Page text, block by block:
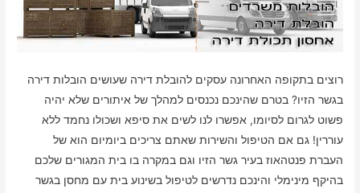
רוצים בתקופה האחרונה עסקים להובלת דירה שעושים הובלות דירה
בגשר הזיו? בטרם שהינכם נכנסים למהלך של איתורים שלא יהיה
פשוט לגרום לסיומו, אפשרו לנו לשים את סיפא ושכולו נחמד ללא
עוררין! גם אם הטיפול והשירות שאתם צריכים ביומיום הוא של
העברת פנטהאוז בעיר גשר הזיו וגם במקרה בו בית המגורים שלכם
בהיקף מינימלי והינכם נדרשים לטיפול בשינוע בית עם מחסן בגשר